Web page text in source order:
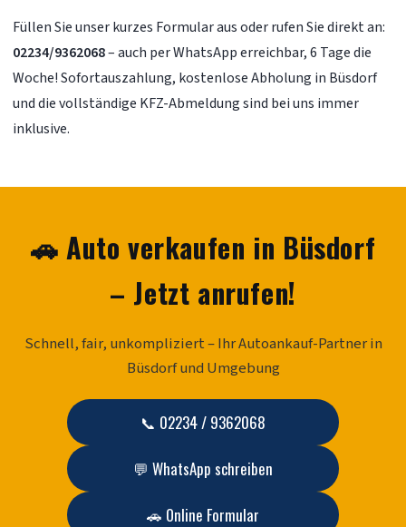
Füllen Sie unser kurzes Formular aus oder rufen Sie direkt an:
02234/9362068– auch per WhatsApp erreichbar, 6 Tage die
Woche! Sofortauszahlung, kostenlose Abholung in Büsdorf
und die vollständige KFZ-Abmeldung sind bei uns immer
inklusive.
🚗 Auto verkaufen in Büsdorf
– Jetzt anrufen!
Schnell, fair, unkompliziert – Ihr Autoankauf-Partner in
Büsdorf und Umgebung
📞 02234 / 9362068
💬 WhatsApp schreiben
🚗 Online Formular